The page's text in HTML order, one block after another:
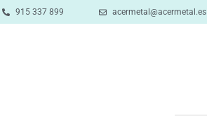
915 337 899 acermetal@acermetal.es